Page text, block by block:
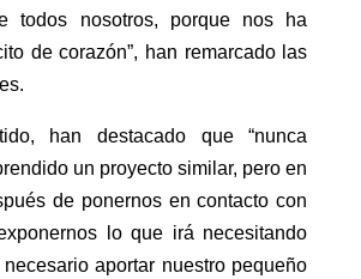
todos nosotros, porque nos ha
de corazón”, han remarcado las
han destacado que “nunca
un proyecto similar, pero en
de ponernos en contacto con
lo que irá necesitando
aportar nuestro pequeño